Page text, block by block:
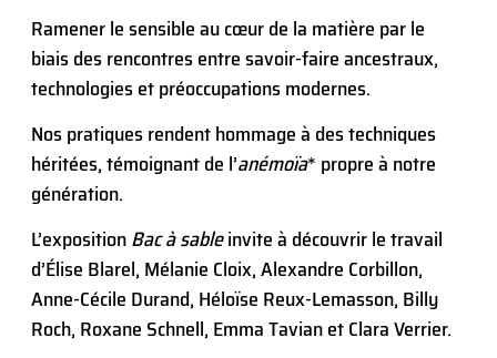
Ramener le sensible au cœur de la matière par le
biais des rencontres entre savoir-faire ancestraux,
technologies et préoccupations modernes.
Nos pratiques rendent hommage à des techniques
héritées, témoignant de l’anémoïa* propre à notre
génération.
L’expositionBac à sableinvite à découvrir le travail
d’Élise Blarel, Mélanie Cloix, Alexandre Corbillon,
Anne-Cécile Durand, Héloïse Reux-Lemasson, Billy
Roch, Roxane Schnell, Emma Tavian et Clara Verrier.